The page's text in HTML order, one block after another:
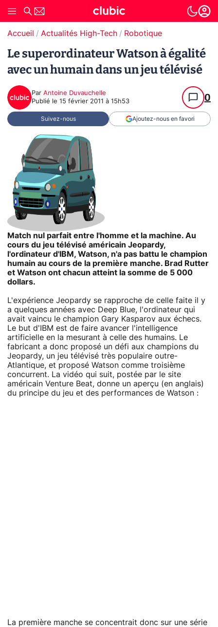
Accueil Actualités High-Tech Robotique
Le superordinateur Watson à égalité
avec un humain dans un jeu télévisé
Par Antoine Duvauchelle
Publié le 15 février 2011 à 15h53 0
Suivez-nous Ajoutez-nous en favori
Match nul parfait entre l'homme et la machine. Au
cours du jeu télévisé américain Jeopardy,
l'ordinateur d'IBM, Watson, n'a pas battu le champion
humain au cours de la première manche. Brad Rutter
et Watson ont chacun atteint la somme de 5 000
dollars.
L'expérience Jeopardy se rapproche de celle faite il y
a quelques années avec Deep Blue, l'ordinateur qui
avait vaincu le champion Gary Kasparov aux échecs.
Le but d'IBM est de faire avancer l'intelligence
artificielle en la mesurant à celle des humains. Le
fabricant a donc proposé un défi aux champions du
Jeopardy, un jeu télévisé très populaire outre-
Atlantique, et proposé Watson comme troisième
concurrent. La vidéo qui suit, postée par le site
américain Venture Beat, donne un aperçu (en anglais)
du principe du jeu et des performances de Watson :
La première manche se concentrait donc sur une série